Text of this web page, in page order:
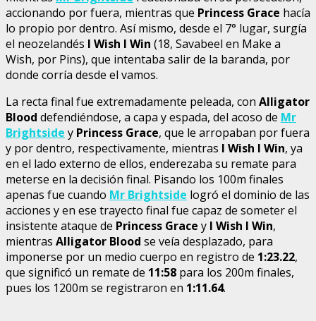
accionando por fuera, mientras que Princess Grace hacía
lo propio por dentro. Así mismo, desde el 7° lugar, surgía
el neozelandés I Wish I Win (18, Savabeel en Make a
Wish, por Pins), que intentaba salir de la baranda, por
donde corría desde el vamos.
La recta final fue extremadamente peleada, con Alligator
Blood defendiéndose, a capa y espada, del acoso de Mr
Brightside y Princess Grace, que le arropaban por fuera
y por dentro, respectivamente, mientras I Wish I Win, ya
en el lado externo de ellos, enderezaba su remate para
meterse en la decisión final. Pisando los 100m finales
apenas fue cuando Mr Brightside logró el dominio de las
acciones y en ese trayecto final fue capaz de someter el
insistente ataque de Princess Grace y I Wish I Win,
mientras Alligator Blood se veía desplazado, para
imponerse por un medio cuerpo en registro de 1:23.22,
que significó un remate de 11:58 para los 200m finales,
pues los 1200m se registraron en 1:11.64.